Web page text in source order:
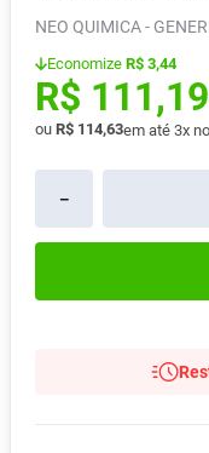
NEO QUIMICA -
Economize R$ 3,44
R$ 111,19
ou R$ 114,63em até 3x
－
8º Pampers
9º Vitamina D
10 Soro